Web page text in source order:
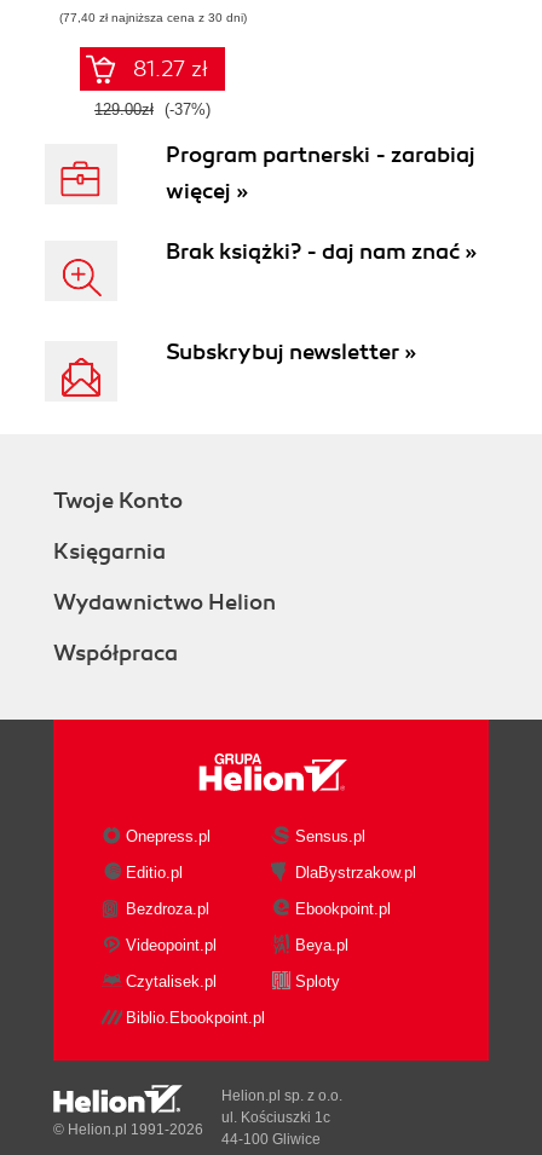
(77,40 zł najniższa cena z 30 dni)
81.27 zł
129.00zł (-37%)
Program partnerski - zarabiaj
więcej »
Brak książki? - daj nam znać »
Subskrybuj newsletter »
Twoje Konto
Księgarnia
Wydawnictwo Helion
Współpraca
Onepress.pl
Sensus.pl
Editio.pl
DlaBystrzakow.pl
Bezdroza.pl
Ebookpoint.pl
Videopoint.pl
Beya.pl
Czytalisek.pl
Sploty
Biblio.Ebookpoint.pl
© Helion.pl 1991-2026
Helion.pl sp. z o.o.
ul. Kościuszki 1c
44-100 Gliwice